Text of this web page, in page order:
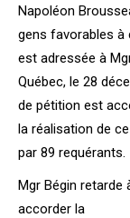
Napoléon
gens favorables à
est adressée à
Québec, le 28
de pétition est
la réalisation de
par 89 requérants.
Mgr Bégin retarde
accorder la